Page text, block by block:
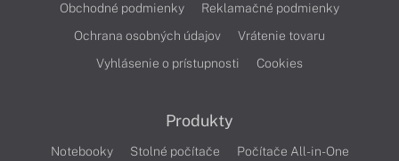
Obchodné podmienky
Reklamačné podmienky
Ochrana osobných údajov
Vrátenie tovaru
Vyhlásenie o prístupnosti
Cookies
Produkty
Notebooky Stolné počítače
Počítače All-in-One